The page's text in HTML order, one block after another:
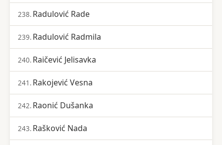
238. Radulović Rade
239. Radulović Radmila
240. Raičević Jelisavka
241. Rakojević Vesna
242. Raonić Dušanka
243. Rašković Nada